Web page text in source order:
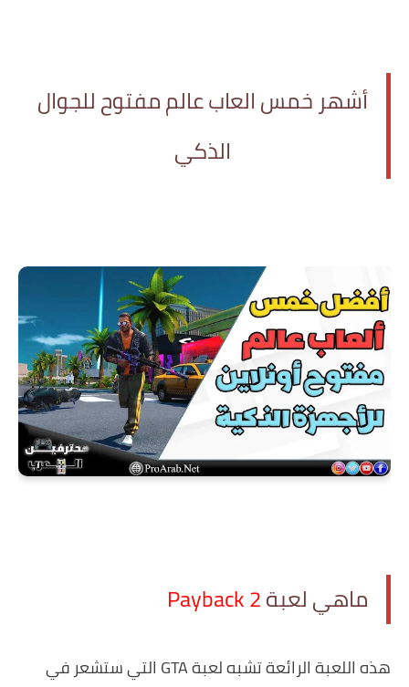
أشهر خمس العاب عالم مفتوح للجوال
الذكي
ماهي لعبة
‏هذه اللعبة الرائعة تشبه لعبة GTA التي ستشعر في